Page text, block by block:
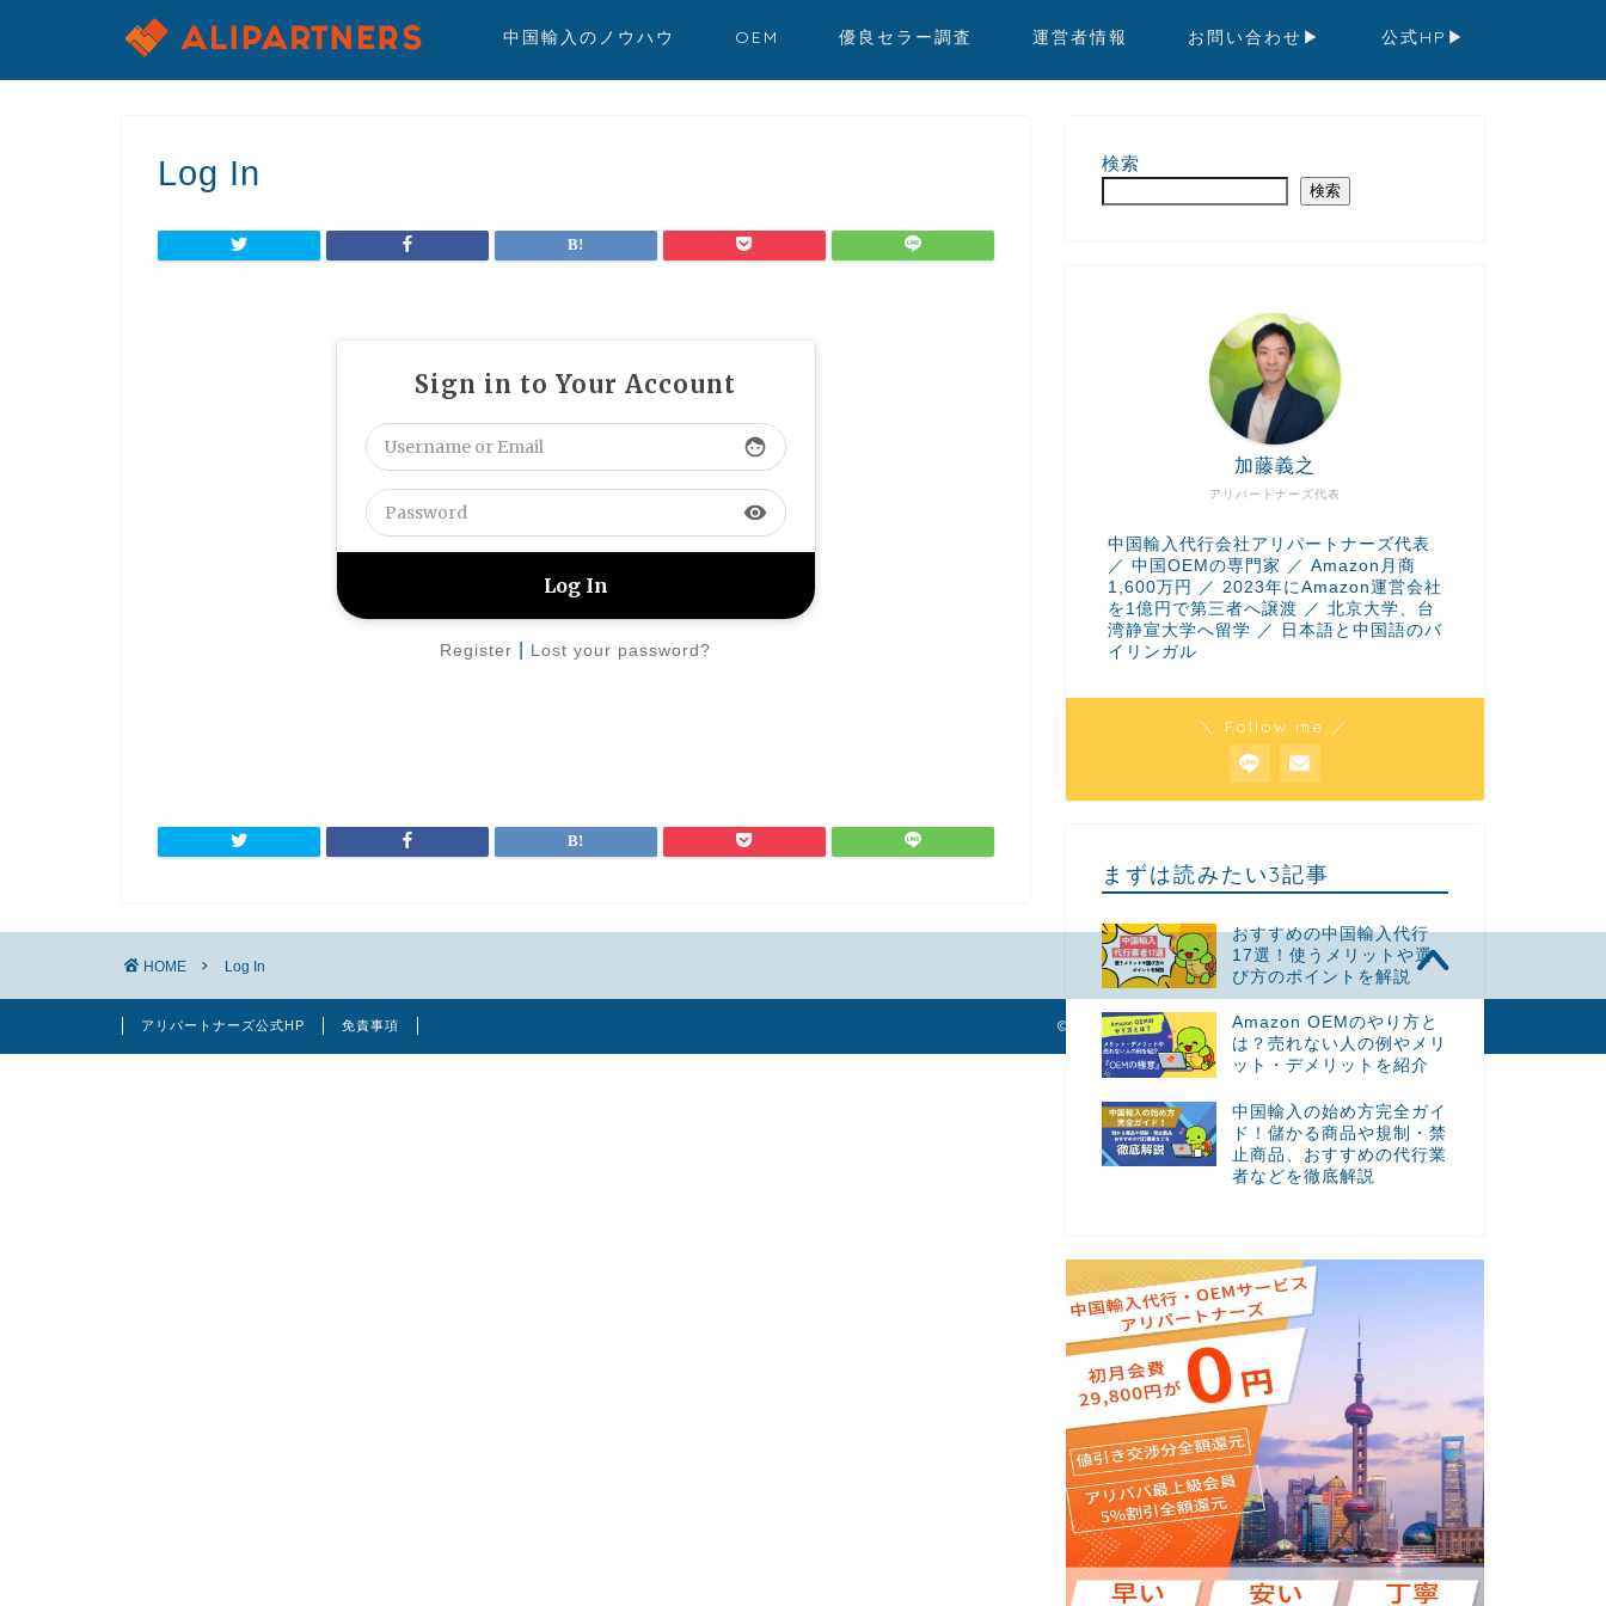
中国輸入のノウハウ OEM 優良セラー調査 運営者情報 お問い合わせ▶︎ 公式HP▶︎
Log In
Sign in to Your Account
face
visibility
Register Lost your password?
検索
検索
アリパートナーズ代表
加藤義之
中国輸入代行会社アリパートナーズ代表
／ 中国OEMの専門家 ／ Amazon月商
1,600万円 ／ 2023年にAmazon運営会社
を1億円で第三者へ譲渡 ／ 北京大学、台
湾静宣大学へ留学 ／ 日本語と中国語のバ
イリンガル
＼ Follow me ／
まずは読みたい3記事
おすすめの中国輸入代行
17選！使うメリットや選
び方のポイントを解説
Amazon OEMのやり方と
は？売れない人の例やメリ
ット・デメリットを紹介
中国輸入の始め方完全ガイ
ド！儲かる商品や規制・禁
止商品、おすすめの代行業
者などを徹底解説
HOME Log In
アリパートナーズ公式HP 免責事項 2023–2026 アリパートナーズ｜お役立ちブログ｜中国輸入代行